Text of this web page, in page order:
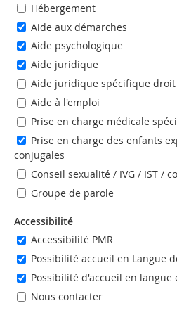
Hébergement
Aide aux démarches
Aide psychologique
Aide juridique
Aide juridique spécifique droit
Aide à l'emploi
Prise en charge médicale
Prise en charge des enfants
conjugales
Conseil sexualité / IVG / IST /
Groupe de parole
Accessibilité
Accessibilité PMR
Possibilité accueil en Langue
Possibilité d'accueil en langue
Nous contacter